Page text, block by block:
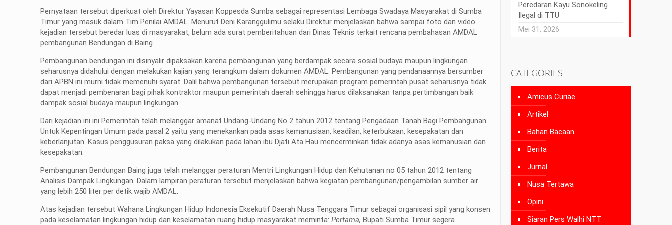
Pernyataan tersebut diperkuat oleh Direktur Yayasan Koppesda Sumba sebagai representasi Lembaga Swadaya Masyarakat di Sumba
Timur yang masuk dalam Tim Penilai AMDAL. Menurut Deni Karanggulimu selaku Direktur menjelaskan bahwa sampai foto dan video
kejadian tersebut beredar luas di masyarakat, belum ada surat pemberitahuan dari Dinas Teknis terkait rencana pembahasan AMDAL
pembangunan Bendungan di Baing.
Pembangunan bendungan ini disinyalir dipaksakan karena pembangunan yang berdampak secara sosial budaya maupun lingkungan
seharusnya didahului dengan melakukan kajian yang terangkum dalam dokumen AMDAL. Pembangunan yang pendanaannya bersumber
dari APBN ini murni tidak memenuhi syarat. Dalil bahwa pembangunan tersebut merupakan program pemerintah pusat seharusnya tidak
dapat menjadi pembenaran bagi pihak kontraktor maupun pemerintah daerah sehingga harus dilaksanakan tanpa pertimbangan baik
dampak sosial budaya maupun lingkungan.
Dari kejadian ini ini Pemerintah telah melanggar amanat Undang-Undang No 2 tahun 2012 tentang Pengadaan Tanah Bagi Pembangunan
Untuk Kepentingan Umum pada pasal 2 yaitu yang menekankan pada asas kemanusiaan, keadilan, keterbukaan, kesepakatan dan
keberlanjutan. Kasus penggusuran paksa yang dilakukan pada lahan ibu Djati Ata Hau mencerminkan tidak adanya asas kemanusian dan
kesepakatan.
Pembangunan Bendungan Baing juga telah melanggar peraturan Mentri Lingkungan Hidup dan Kehutanan no 05 tahun 2012 tentang
Analisis Dampak Lingkungan. Dalam lampiran peraturan tersebut menjelaskan bahwa kegiatan pembangunan/pengambilan sumber air
yang lebih 250 liter per detik wajib AMDAL.
Atas kejadian tersebut Wahana Lingkungan Hidup Indonesia Eksekutif Daerah Nusa Tenggara Timur sebagai organisasi sipil yang konsen
pada keselamatan lingkungan hidup dan keselamatan ruang hidup masyarakat meminta:Pertama,Bupati Sumba Timur segera
Peredaran Kayu Sonokeling
Ilegal di TTU
Mei 31, 2026
CATEGORIES
Amicus Curiae
Artikel
Bahan Bacaan
Berita
Jurnal
Nusa Tertawa
Opini
Siaran Pers Walhi NTT